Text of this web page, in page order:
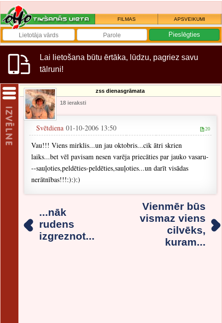
FILMAS APSVEIKUMI
Lai lietošana būtu ērtāka, lūdzu, pagriez savu
tālruni!
zss dienasgrāmata
18 ieraksti
Svētdiena01-10-2006 13:50 20
Vau!!! Viens mirklis...un jau oktobris...cik ātri skrien
laiks...bet vēl pavisam nesen varēja priecāties par jauko vasaru-
--sauļoties,peldēties-peldēties,sauļoties...un darīt visādas
nerātnības!!!:):):)
...nāk
rudens
izgreznot...
Vienmēr būs
vismaz viens
cilvēks,
kuram...